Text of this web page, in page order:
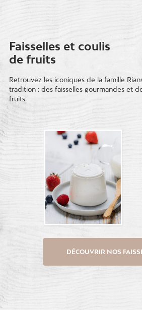
Faisselles et coulis
de fruits
Retrouvez les iconiques de la famille
tradition : des faisselles gourmandes et
fruits.
DÉCOUVRIR NOS